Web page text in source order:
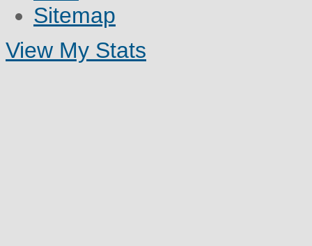
Sitemap
View My Stats